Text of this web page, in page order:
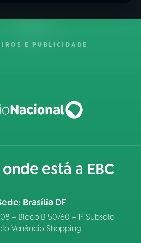
E PUBLICIDADE
está a EBC
Brasília DF
– Bloco B 50/60 – 1º Subsolo
Venâncio Shopping